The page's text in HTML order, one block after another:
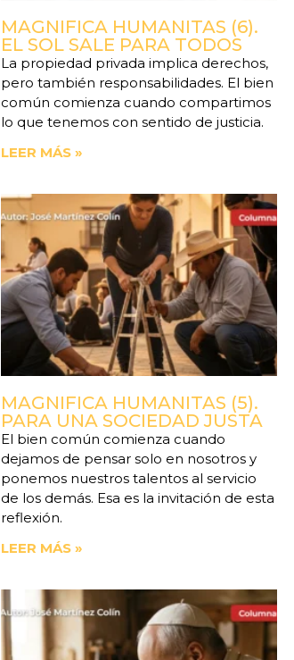
MAGNIFICA HUMANITAS (6).
EL SOL SALE PARA TODOS
La propiedad privada implica derechos,
pero también responsabilidades. El bien
común comienza cuando compartimos
lo que tenemos con sentido de justicia.
LEER MÁS »
MAGNIFICA HUMANITAS (5).
PARA UNA SOCIEDAD JUSTA
El bien común comienza cuando
dejamos de pensar solo en nosotros y
ponemos nuestros talentos al servicio
de los demás. Esa es la invitación de esta
reflexión.
LEER MÁS »